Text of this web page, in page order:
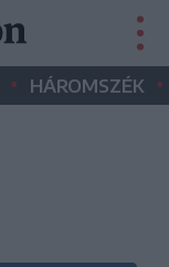
• HÁROMSZÉK •